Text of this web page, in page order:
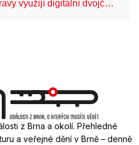
využijí digitální dvojč…
z Brna a okolí. Přehledné
a veřejné dění v Brně – denně